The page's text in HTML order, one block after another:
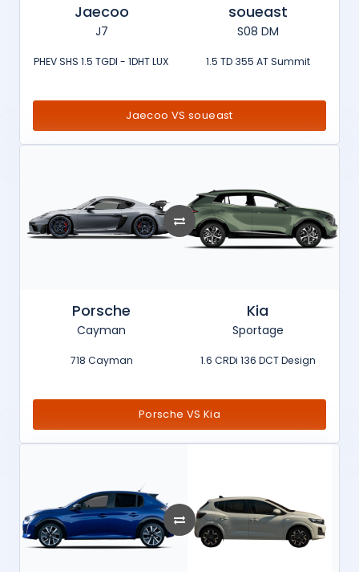
Jaecoo
J7
PHEV SHS 1.5 TGDI - 1DHT LUX
soueast
S08 DM
1.5 TD 355 AT Summit
Jaecoo VS soueast
Porsche
Cayman
718 Cayman
Kia
Sportage
1.6 CRDi 136 DCT Design
Porsche VS Kia